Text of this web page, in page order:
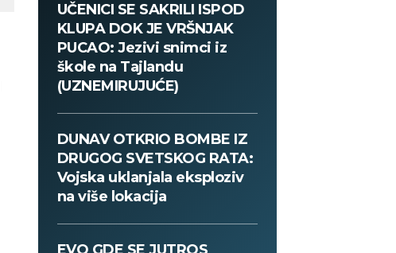
UČENICI SE SAKRILI ISPOD
KLUPA DOK JE VRŠNJAK
PUCAO: Jezivi snimci iz
škole na Tajlandu
(UZNEMIRUJUĆE)
DUNAV OTKRIO BOMBE IZ
DRUGOG SVETSKOG RATA:
Vojska uklanjala eksploziv
na više lokacija